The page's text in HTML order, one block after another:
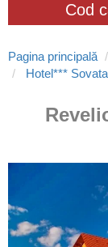
Cod
Pagina principală
Hotel*** Sovata